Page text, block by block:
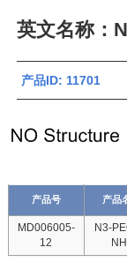
英文名称：
产品ID: 11701
产品号 产品
MD006005-
12
N3-